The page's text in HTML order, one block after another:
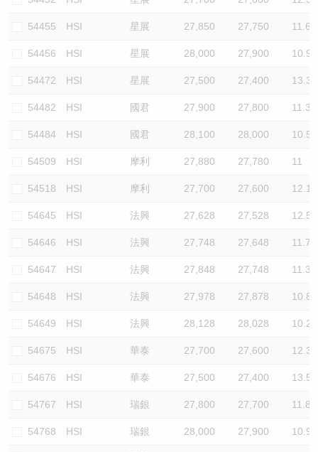
54455 HSI 星展 27,850 27,750 11.6
54456 HSI 星展 28,000 27,900 10.9
54472 HSI 星展 27,500 27,400 13.3
54482 HSI 國君 27,900 27,800 11.3
54484 HSI 國君 28,100 28,000 10.5
54509 HSI 摩利 27,880 27,780 11
54518 HSI 摩利 27,700 27,600 12.1
54645 HSI 法興 27,628 27,528 12.5
54646 HSI 法興 27,748 27,648 11.7
54647 HSI 法興 27,848 27,748 11.3
54648 HSI 法興 27,978 27,878 10.8
54649 HSI 法興 28,128 28,028 10.2
54675 HSI 華泰 27,700 27,600 12.3
54676 HSI 華泰 27,500 27,400 13.5
54767 HSI 瑞銀 27,800 27,700 11.8
54768 HSI 瑞銀 28,000 27,900 10.9